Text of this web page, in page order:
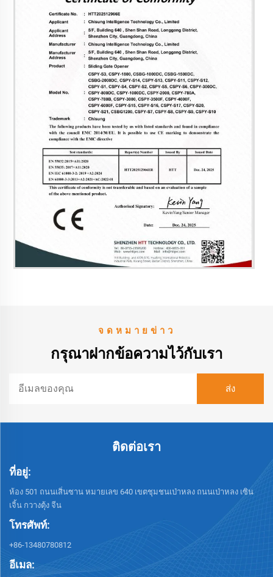
จดหมายข่าว
กรุณาฝากข้อความไว้กับเรา
ติดต่อเรา
ที่อยู่:
ห้อง 501 ถนนเสิ่นซาน หมายเลข 640 เขตชุมชนเป่าหลง ถนนเป่าหลง เซิน
เจิ้น กวางตุ้ง จีน
โทรศัพท์:
+86-13480780812
อีเมล: